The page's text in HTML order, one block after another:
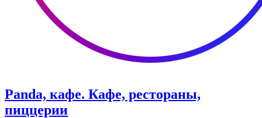
Panda, кафе. Кафе, рестораны,
пиццерии